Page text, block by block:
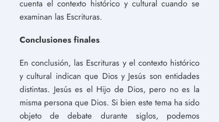
cuenta el contexto histórico y cultural cuando se
examinan las Escrituras.
Conclusiones finales
En conclusión, las Escrituras y el contexto histórico
y cultural indican que Dios y Jesús son entidades
distintas. Jesús es el Hijo de Dios, pero no es la
misma persona que Dios. Si bien este tema ha sido
objeto de debate durante siglos, podemos